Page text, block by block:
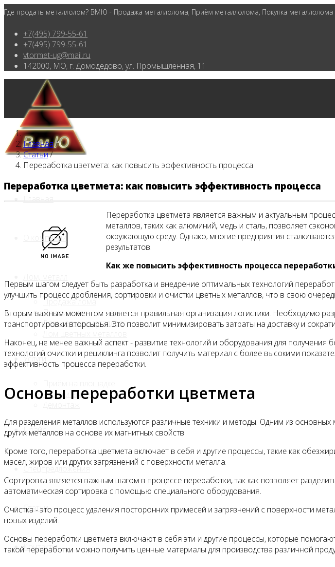
Где продать металлолом? ВМЮ - Продажа металлолома, Приём металлолома, Покупка
+7(495) 799-55-61
+7(495) 799-55-61
vtormet-ug@mail.ru
142000, МО, г. Домодедово, ул. Промышленная, 11
Главная
О компании
Продажа лома
Прием лома
Лом чёрных металлов
Услуги
Резка и вывоз
Прайс
Спецпредложения
Статьи
Контакты
Главная/
Статьи/
Переработка цветмета: как повысить эффективность процесса
Переработка цветмета: как повысить эффективность процесса
Переработка цветмета является важным и актуальным
металлов, таких как алюминий, медь и сталь, позволяет
окружающую среду. Однако, многие предприятия
результатов.
Как же повысить эффективность процесса
Первым шагом следует быть разработка и внедрение оптимальных технологий
улучшить процесс дробления, сортировки и очистки цветных металлов, что в свою
Вторым важным моментом является правильная организация логистики. Необходимо
транспортировки вторсырья. Это позволит минимизировать затраты на доставку и
Наконец, не менее важный аспект - развитие технологий и оборудования для
технологий очистки и рециклинга позволит получить материал с более высокими
эффективность процесса переработки.
Основы переработки цветмета
Для разделения металлов используются различные техники и методы. Одним из
других металлов на основе их магнитных свойств.
Кроме того, переработка цветмета включает в себя и другие процессы, такие как
масел, жиров или других загрязнений с поверхности металла.
Сортировка является важным шагом в процессе переработки, так как позволяет
автоматическая сортировка с помощью специального оборудования.
Очистка - это процесс удаления посторонних примесей и загрязнений с поверхности
новых изделий.
Основы переработки цветмета включают в себя эти и другие процессы, которые
такой переработки можно получить ценные материалы для производства различной